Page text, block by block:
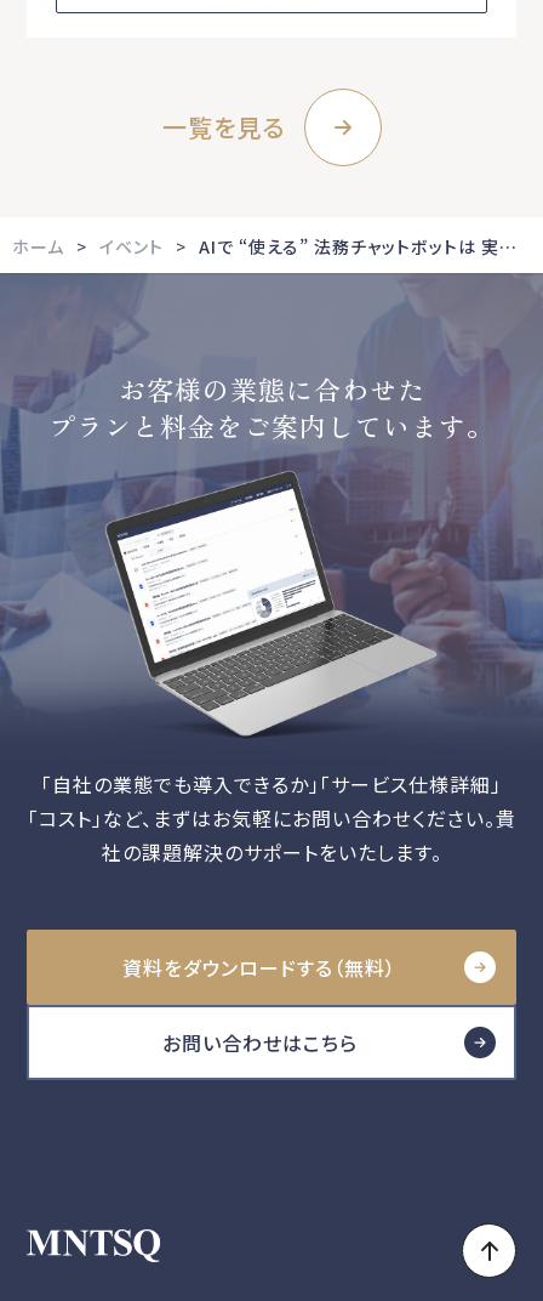
一覧を見る
ホーム イベント AIで “使える” 法務チャットボットは 実現できるのか？ 法務領域のテクノロジー活用最前線
お客様の業態に合わせた
プランと料金をご案内しています。
「自社の業態でも導入できるか」「サービス仕様詳細」
「コスト」など、 まずはお気軽にお問い合わせください。貴
社の課題解決のサポートをいたします。
資料をダウンロードする（無料）
お問い合わせはこちら